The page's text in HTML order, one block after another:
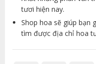
tươi hiện nay.
Shop hoa sẽ giúp bạn
tìm được địa chỉ hoa